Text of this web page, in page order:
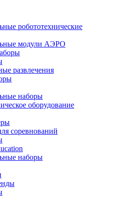
робототехнические
модули АЭРО
развлечения
наборы
оборудование
соревнований
наборы